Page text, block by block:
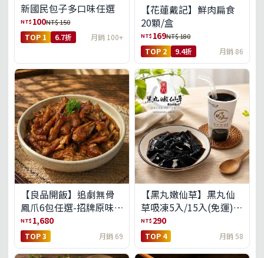
新國民包子多口味任選
NT$ 100NT$ 150
TOP 1 6.7折 月銷 100+
【花蓮戴記】鮮肉扁食
20顆/盒
NT$ 169NT$ 180
TOP 2 9.4折 月銷 86
【良品開飯】追劇無骨
鳳爪6包任選-招牌原味/
濃濃蒜香/過癮麻辣(免運
組)
NT$ 1,680
TOP 3 月銷 69
【黑丸嫩仙草】黑丸仙
草吸凍5入/15入(免運)
(預購中8/14出貨)
NT$ 290
TOP 4 月銷 58